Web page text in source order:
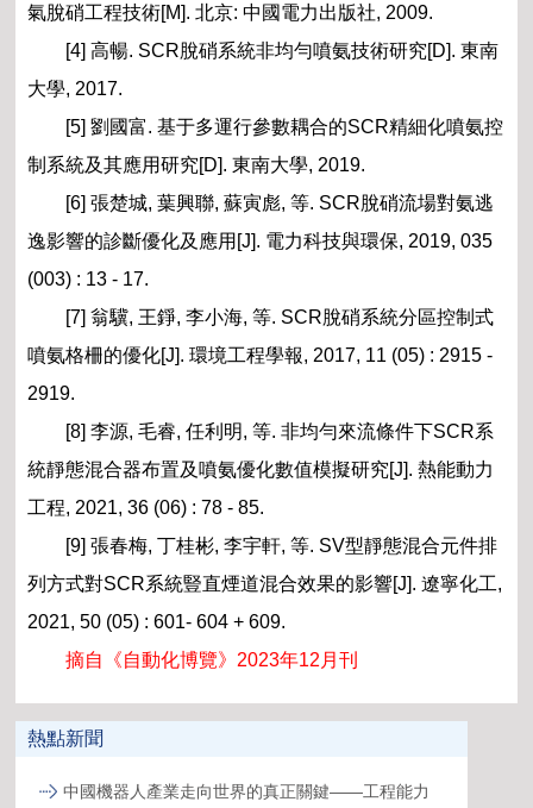
氣脫硝工程技術[M]. 北京: 中國電力出版社, 2009.
[4] 高暢. SCR脫硝系統非均勻噴氨技術研究[D]. 東南
大學, 2017.
[5] 劉國富. 基于多運行參數耦合的SCR精細化噴氨控
制系統及其應用研究[D]. 東南大學, 2019.
[6] 張楚城, 葉興聯, 蘇寅彪, 等. SCR脫硝流場對氨逃
逸影響的診斷優化及應用[J]. 電力科技與環保, 2019, 035
(003) : 13 - 17.
[7] 翁驥, 王錚, 李小海, 等. SCR脫硝系統分區控制式
噴氨格柵的優化[J]. 環境工程學報, 2017, 11 (05) : 2915 -
2919.
[8] 李源, 毛睿, 任利明, 等. 非均勻來流條件下SCR系
統靜態混合器布置及噴氨優化數值模擬研究[J]. 熱能動力
工程, 2021, 36 (06) : 78 - 85.
[9] 張春梅, 丁桂彬, 李宇軒, 等. SV型靜態混合元件排
列方式對SCR系統豎直煙道混合效果的影響[J]. 遼寧化工,
2021, 50 (05) : 601- 604 + 609.
摘自《自動化博覽》2023年12月刊
熱點新聞
中國機器人產業走向世界的真正關鍵——工程能力